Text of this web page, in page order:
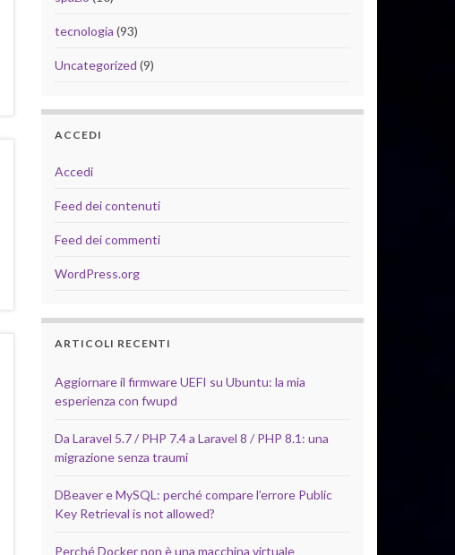
tecnologia (93)
Uncategorized (9)
ACCEDI
Accedi
Feed dei contenuti
Feed dei commenti
WordPress.org
ARTICOLI RECENTI
Aggiornare il firmware UEFI su Ubuntu: la mia
esperienza con fwupd
Da Laravel 5.7 / PHP 7.4 a Laravel 8 / PHP 8.1: una
migrazione senza traumi
DBeaver e MySQL: perché compare l’errore Public
Key Retrieval is not allowed?
Perché Docker non è una macchina virtuale